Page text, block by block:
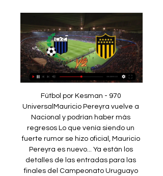
Fútbol por Kesman - 970
UniversalMauricio Pereyra vuelve a
Nacional y podrían haber más
regresos Lo que venía siendo un
fuerte rumor se hizo oficial, Mauricio
Pereyra es nuevo... Ya están los
detalles de las entradas para las
finales del Campeonato Uruguayo